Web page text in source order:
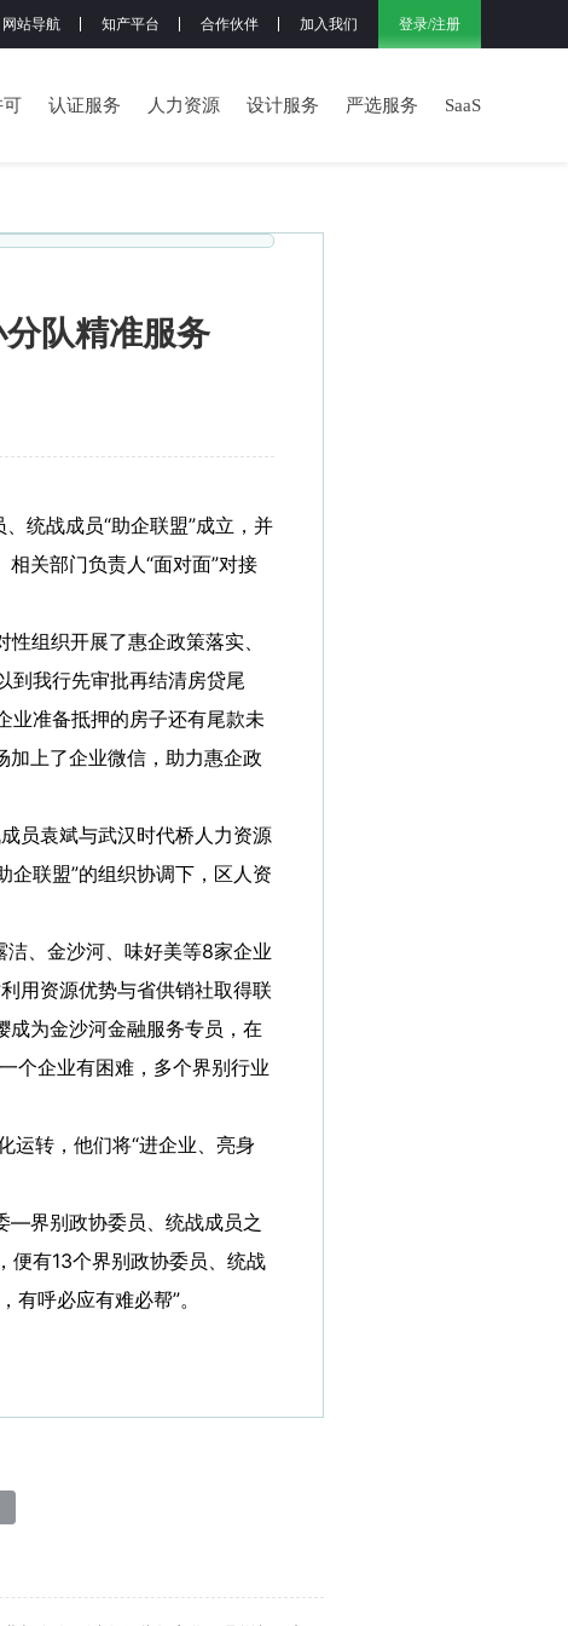
网站导航 知产平台 合作伙伴 加入我们 登录/注册
可 认证服务 人力资源 设计服务 严选服务 SaaS
队精准服务
统战成员“助企联盟”成立，并
关部门负责人“面对面”对接
组织开展了惠企政策落实、
到我行先审批再结清房贷尾
业准备抵押的房子还有尾款未
加上了企业微信，助力惠企政
员袁斌与武汉时代桥人力资源
企联盟”的组织协调下，区人资
、金沙河、味好美等8家企业
用资源优势与省供销社取得联
成为金沙河金融服务专员，在
个企业有困难，多个界别行业
运转，他们将“进企业、亮身
—界别政协委员、统战成员之
便有13个界别政协委员、统战
呼必应有难必帮”。